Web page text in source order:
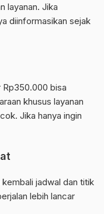
layanan. Jika
diinformasikan sejak
Rp350.000 bisa
khusus layanan
Jika hanya ingin
jadwal dan titik
lebih lancar